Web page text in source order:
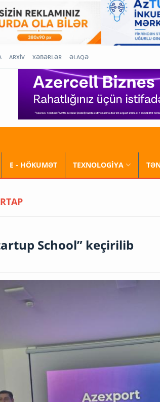
ARXİV XƏBƏRLƏR ƏLAQƏ
E - HÖKUMƏT TEXNOLOGİYA
School” keçirilib